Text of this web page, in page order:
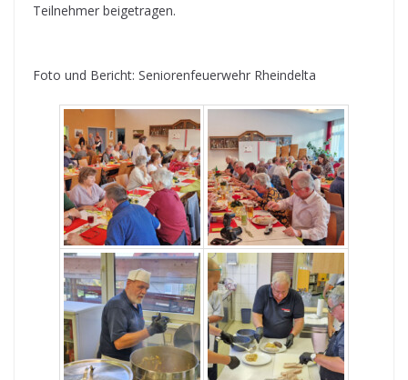
Teilnehmer beigetragen.
Foto und Bericht: Seniorenfeuerwehr Rheindelta